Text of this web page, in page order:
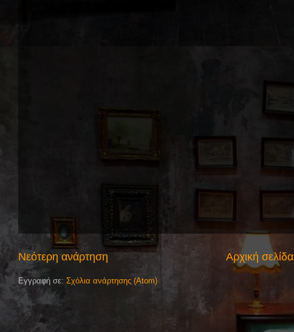
Νεότερη ανάρτηση Αρχική σελίδα
Εγγραφή σε: Σχόλια ανάρτησης (Atom)